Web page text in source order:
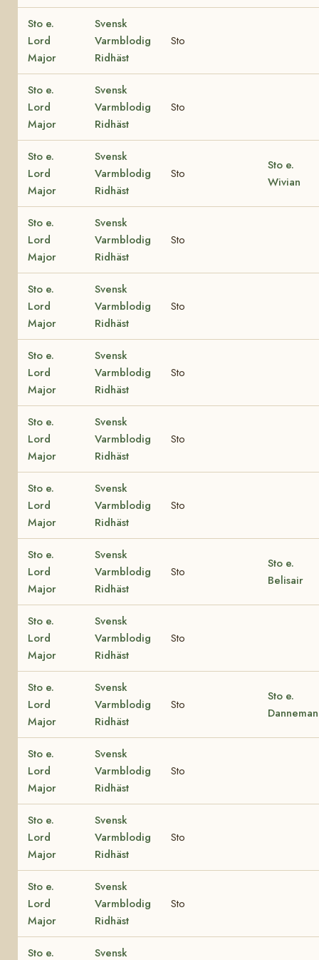
Sto e.
Lord
Major
Svensk
Varmblodig
Ridhäst
Sto
Sto e.
Lord
Major
Svensk
Varmblodig
Ridhäst
Sto
Sto e.
Lord
Major
Svensk
Varmblodig
Ridhäst
Sto
Sto e.
Wivian
Sto e.
Lord
Major
Svensk
Varmblodig
Ridhäst
Sto
Sto e.
Lord
Major
Svensk
Varmblodig
Ridhäst
Sto
Sto e.
Lord
Major
Svensk
Varmblodig
Ridhäst
Sto
Sto e.
Lord
Major
Svensk
Varmblodig
Ridhäst
Sto
Sto e.
Lord
Major
Svensk
Varmblodig
Ridhäst
Sto
Sto e.
Lord
Major
Svensk
Varmblodig
Ridhäst
Sto
Sto e.
Belisair
Sto e.
Lord
Major
Svensk
Varmblodig
Ridhäst
Sto
Sto e.
Lord
Major
Svensk
Varmblodig
Ridhäst
Sto
Sto e.
Danneman
Sto e.
Lord
Major
Svensk
Varmblodig
Ridhäst
Sto
Sto e.
Lord
Major
Svensk
Varmblodig
Ridhäst
Sto
Sto e.
Lord
Major
Svensk
Varmblodig
Ridhäst
Sto
Sto e. Svensk